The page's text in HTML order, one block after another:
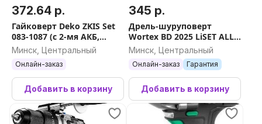
372.64 р.
Гайковерт Deko ZKIS Set
083-1087 (с 2-мя АКБ,
кейс)
Минск, Центральный
Онлайн-заказ
Добавить в корзину
345 р.
Дрель-шуруповерт
Wortex BD 2025 LiSET ALL1
XLT 1325843 (с 2-мя АКБ,
Минск, Центральный
Онлайн-заказ Гарантия
Добавить в корзину